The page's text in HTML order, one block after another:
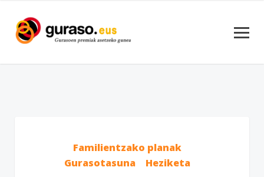
Familientzako planak
Gurasotasuna
Heziketa